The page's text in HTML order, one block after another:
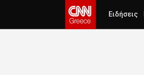
Ειδήσεις